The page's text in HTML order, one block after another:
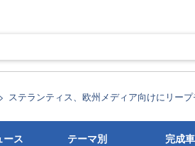
ステランティス、欧州メディア向けにリー
ース テーマ別 完成車